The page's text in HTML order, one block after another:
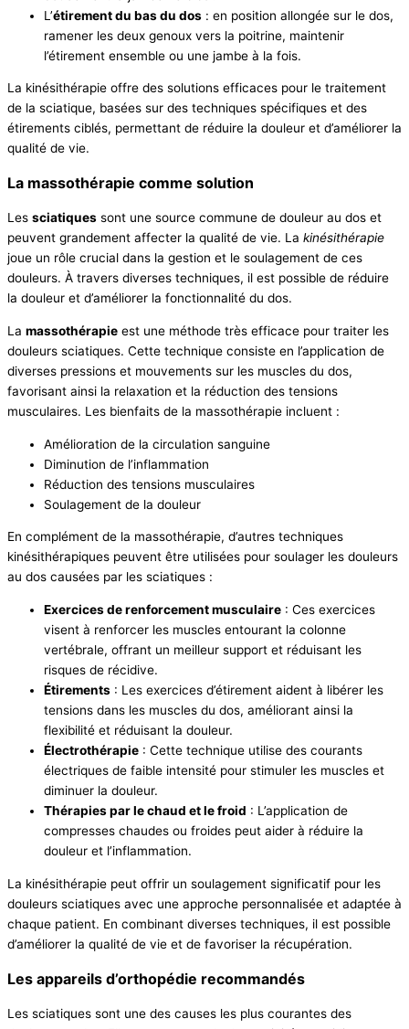
L’étirement du bas du dos : en position allongée sur le dos,
ramener les deux genoux vers la poitrine, maintenir
l’étirement ensemble ou une jambe à la fois.
La kinésithérapie offre des solutions efficaces pour le traitement
de la sciatique, basées sur des techniques spécifiques et des
étirements ciblés, permettant de réduire la douleur et d’améliorer la
qualité de vie.
La massothérapie comme solution
Les sciatiques sont une source commune de douleur au dos et
peuvent grandement affecter la qualité de vie. La kinésithérapie
joue un rôle crucial dans la gestion et le soulagement de ces
douleurs. À travers diverses techniques, il est possible de réduire
la douleur et d’améliorer la fonctionnalité du dos.
La massothérapie est une méthode très efficace pour traiter les
douleurs sciatiques. Cette technique consiste en l’application de
diverses pressions et mouvements sur les muscles du dos,
favorisant ainsi la relaxation et la réduction des tensions
musculaires. Les bienfaits de la massothérapie incluent :
Amélioration de la circulation sanguine
Diminution de l’inflammation
Réduction des tensions musculaires
Soulagement de la douleur
En complément de la massothérapie, d’autres techniques
kinésithérapiques peuvent être utilisées pour soulager les douleurs
au dos causées par les sciatiques :
Exercices de renforcement musculaire : Ces exercices
visent à renforcer les muscles entourant la colonne
vertébrale, offrant un meilleur support et réduisant les
risques de récidive.
Étirements : Les exercices d’étirement aident à libérer les
tensions dans les muscles du dos, améliorant ainsi la
flexibilité et réduisant la douleur.
Électrothérapie : Cette technique utilise des courants
électriques de faible intensité pour stimuler les muscles et
diminuer la douleur.
Thérapies par le chaud et le froid : L’application de
compresses chaudes ou froides peut aider à réduire la
douleur et l’inflammation.
La kinésithérapie peut offrir un soulagement significatif pour les
douleurs sciatiques avec une approche personnalisée et adaptée à
chaque patient. En combinant diverses techniques, il est possible
d’améliorer la qualité de vie et de favoriser la récupération.
Les appareils d’orthopédie recommandés
Les sciatiques sont une des causes les plus courantes des